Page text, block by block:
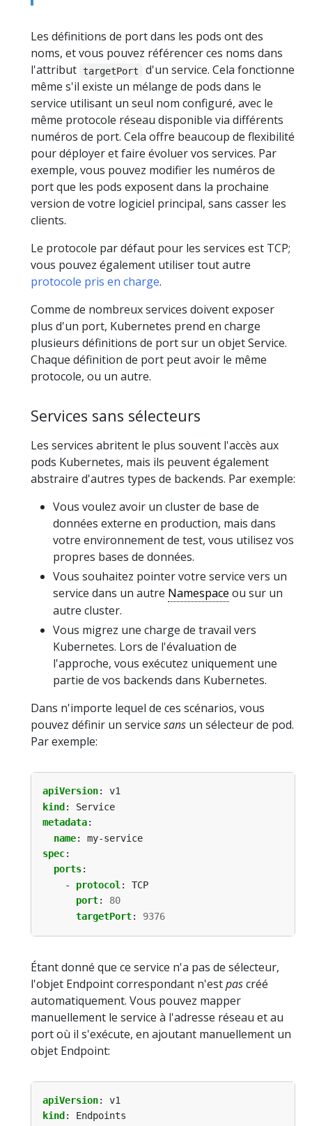
Les définitions de port dans les pods ont des
noms, et vous pouvez référencer ces noms dans
l'attribut targetPort
d'un service. Cela fonctionne
même s'il existe un mélange de pods dans le
service utilisant un seul nom configuré, avec le
même protocole réseau disponible via différents
numéros de port. Cela offre beaucoup de flexibilité
pour déployer et faire évoluer vos services. Par
exemple, vous pouvez modifier les numéros de
port que les pods exposent dans la prochaine
version de votre logiciel principal, sans casser les
clients.
Le protocole par défaut pour les services est TCP;
vous pouvez également utiliser tout autre
protocole pris en charge.
Comme de nombreux services doivent exposer
plus d'un port, Kubernetes prend en charge
plusieurs définitions de port sur un objet Service.
Chaque définition de port peut avoir le même
protocole, ou un autre.
Services sans sélecteurs
Les services abritent le plus souvent l'accès aux
pods Kubernetes, mais ils peuvent également
abstraire d'autres types de backends. Par exemple:
Vous voulez avoir un cluster de base de
données externe en production, mais dans
votre environnement de test, vous utilisez vos
propres bases de données.
Vous souhaitez pointer votre service vers un
service dans un autre Namespace ou sur un
autre cluster.
Vous migrez une charge de travail vers
Kubernetes. Lors de l'évaluation de
l'approche, vous exécutez uniquement une
partie de vos backends dans Kubernetes.
Dans n'importe lequel de ces scénarios, vous
pouvez définir un service sans un sélecteur de pod.
Par exemple:
apiVersion:
v1
kind :
Service
metadata:
name:
my-service
spec:
ports:
- protocol :
TCP
port:
80
targetPort: 9376
Étant donné que ce service n'a pas de sélecteur,
l'objet Endpoint correspondant n'estpascréé
automatiquement. Vous pouvez mapper
manuellement le service à l'adresse réseau et au
port où il s'exécute, en ajoutant manuellement un
objet Endpoint:
apiVersion:
v1
kind :
Endpoints